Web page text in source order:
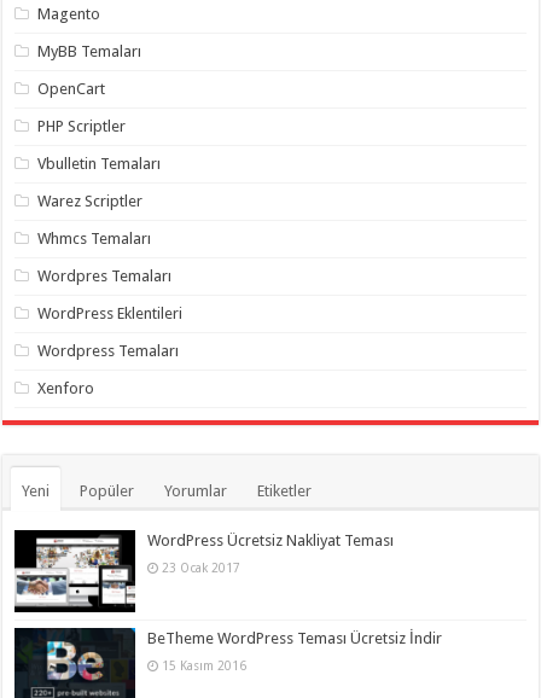
organizasyon,
organizasyon,
organizasyon,
gaziantep
palyaço,
takipçi
twitter
takipçi
hilesi ,
instagram
takipçi
hilesi
Magento
MyBB Temaları
OpenCart
PHP Scriptler
Vbulletin Temaları
Warez Scriptler
Whmcs Temaları
Wordpres Temaları
WordPress Eklentileri
Wordpress Temaları
Xenforo
Yeni Popüler Yorumlar Etiketler
WordPress Ücretsiz Nakliyat Teması
23 Ocak 2017
BeTheme WordPress Teması Ücretsiz İndir
15 Kasım 2016